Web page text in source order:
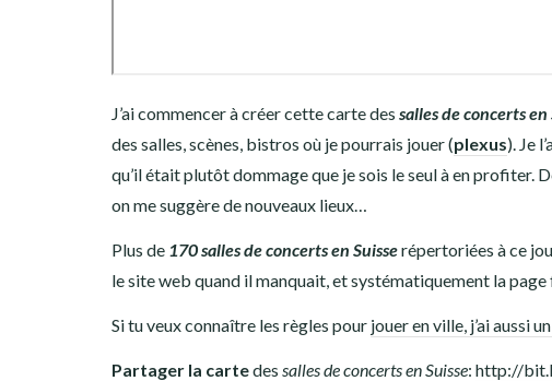
J’ai commencer à créer cette carte des salles de concerts en
des salles, scènes, bistros où je pourrais jouer (plexus). Je
qu’il était plutôt dommage que je sois le seul à en profiter.
on me suggère de nouveaux lieux…
Plus de 170 salles de concerts en Suisserépertoriées à ce
le site web quand il manquait, et systématiquement la
Si tu veux connaître les règles pour jouer en ville, j’ai aussi
Partager la cartedes salles de concerts en Suisse: http://